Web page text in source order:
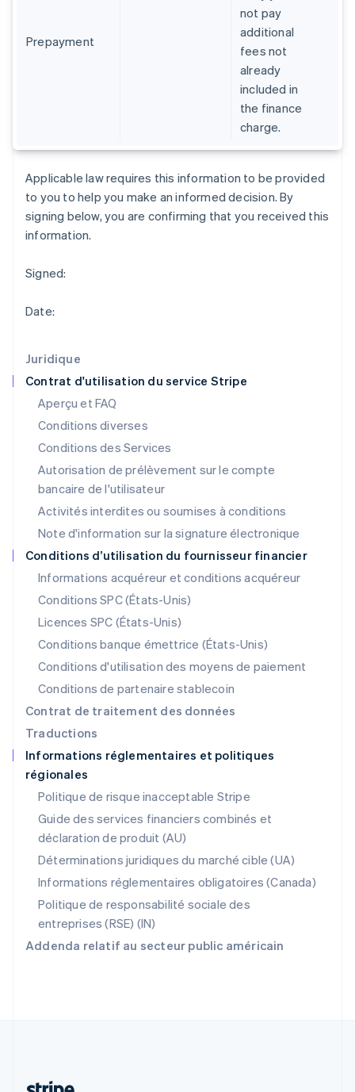
Juridique
Contrat d'utilisation du service Stripe
Aperçu et FAQ
Conditions diverses
Conditions des Services
Autorisation de prélèvement sur le compte
bancaire de l'utilisateur
Activités interdites ou soumises à conditions
Note d'information sur la signature électronique
Conditions d’utilisation du fournisseur financier
Informations acquéreur et conditions acquéreur
Conditions SPC (États-Unis)
Licences SPC (États-Unis)
Conditions banque émettrice (États-Unis)
Conditions d'utilisation des moyens de paiement
Conditions de partenaire stablecoin
Contrat de traitement des données
Traductions
Informations réglementaires et politiques
régionales
Politique de risque inacceptable Stripe
Guide des services financiers combinés et
déclaration de produit (AU)
Déterminations juridiques du marché cible (UA)
Informations réglementaires obligatoires (Canada)
Politique de responsabilité sociale des
entreprises (RSE) (IN)
Addenda relatif au secteur public américain
Prepayment
not pay
additional
fees not
already
included in
the finance
charge.
Applicable law requires this information to be provided
to you to help you make an informed decision. By
signing below, you are confirming that you received this
information.
Signed:
Date:
English
English
Grèce
Hongrie
English
English
Italie
Japon
日本語English
Lettonie
English
Liechtenstein
Lituanie
English
Luxembourg
Malaisie
English简体中文
Malte
English
Mexique
Español English
English
Nouvelle-Zélande
Pays-Bas
NederlandsEnglish
Pologne
Portugal
PortuguêsEnglish
R.A.S. de Hong Kong, Chine
English 简体中文
République tchèque
English
Roumanie
English
English
Singapour
English 简体中文
Slovaquie
English